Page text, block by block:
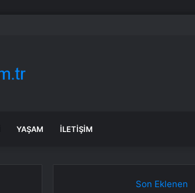
YAŞAM İLETIŞIM
Son Eklenen